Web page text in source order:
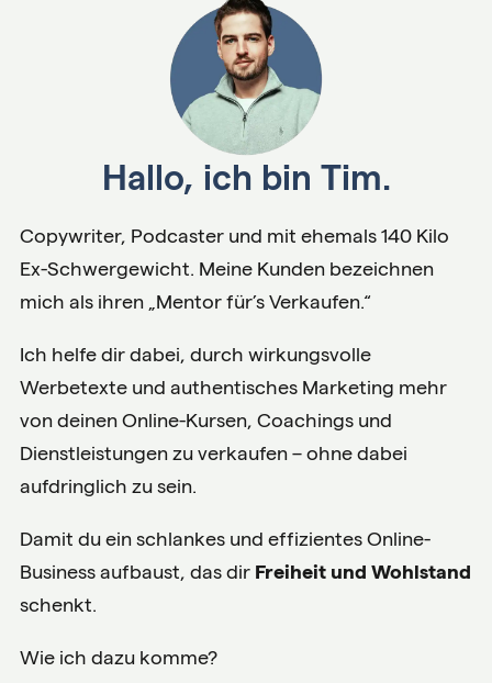
Hallo, ich bin Tim.
Copywriter, Podcaster und mit ehemals 140 Kilo
Ex-Schwergewicht. Meine Kunden bezeichnen
mich als ihren „Mentor für’s Verkaufen.“
Ich helfe dir dabei, durch wirkungsvolle
Werbetexte und authentisches Marketing mehr
von deinen Online-Kursen, Coachings und
Dienstleistungen zu verkaufen – ohne dabei
aufdringlich zu sein.
Damit du ein schlankes und effizientes Online-
Business aufbaust, das dir Freiheit und Wohlstand
schenkt.
Wie ich dazu komme?